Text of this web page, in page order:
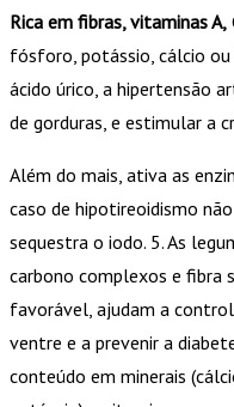
Rica em fibras, vitaminas A,
fósforo, potássio, cálcio ou
ácido úrico, a hipertensão
de gorduras, e estimular a
Além do mais, ativa as
caso de hipotireoidismo
sequestra o iodo. 5. As
carbono complexos e fibra
favorável, ajudam a
ventre e a prevenir a
conteúdo em minerais